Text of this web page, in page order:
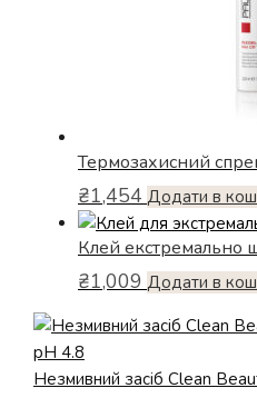
Термозахисний
₴1,454 Додати в
Клей екстремально
₴1,009 Додати в
Незмивний засіб Clean